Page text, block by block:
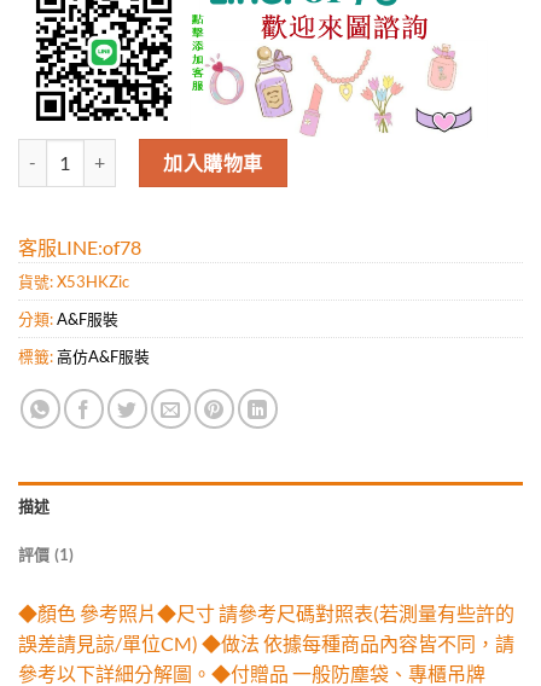
高仿A&F男款新款時尚休閑短袖T恤.好質量是您的需求好品味是您該
加入購物車
客服LINE:of78
貨號:X53HKZic
分類:A&F服裝
標籤:高仿A&F服裝
描述
評價 (1)
◆顏色 參考照片◆尺寸 請參考尺碼對照表(若測量有些許的
誤差請見諒/單位CM) ◆做法 依據每種商品內容皆不同，請
參考以下詳細分解圖。◆付贈品 一般防塵袋、專櫃吊牌